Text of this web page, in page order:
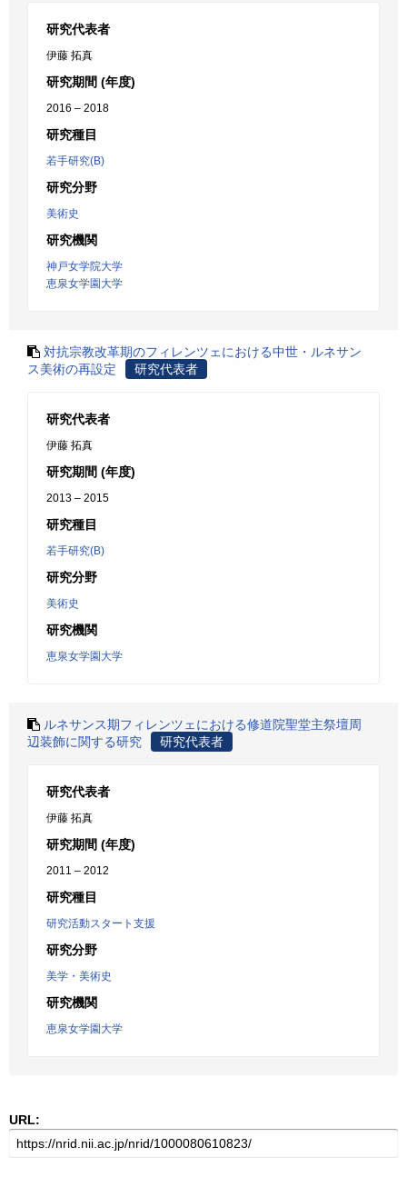
研究代表者
伊藤 拓真
研究期間 (年度)
2016 – 2018
研究種目
若手研究(B)
研究分野
美術史
研究機関
神戸女学院大学
恵泉女学園大学
対抗宗教改革期のフィレンツェにおける中世・ルネサン
ス美術の再設定
研究代表者
研究代表者
伊藤 拓真
研究期間 (年度)
2013 – 2015
研究種目
若手研究(B)
研究分野
美術史
研究機関
恵泉女学園大学
ルネサンス期フィレンツェにおける修道院聖堂主祭壇周
辺装飾に関する研究
研究代表者
研究代表者
伊藤 拓真
研究期間 (年度)
2011 – 2012
研究種目
研究活動スタート支援
研究分野
美学・美術史
研究機関
恵泉女学園大学
URL: